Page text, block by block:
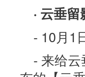
· 云垂留
- 10月1
- 来给